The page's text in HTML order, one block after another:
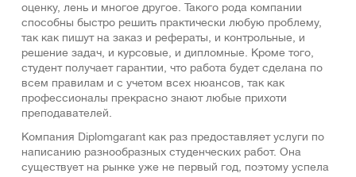
оценку, лень и многое другое. Такого рода компании
способны быстро решить практически любую проблему,
так как пишут на заказ и рефераты, и контрольные, и
решение задач, и курсовые, и дипломные. Кроме того,
студент получает гарантии, что работа будет сделана по
всем правилам и с учетом всех нюансов, так как
профессионалы прекрасно знают любые прихоти
преподавателей.
Компания Diplomgarant как раз предоставляет услуги по
написанию разнообразных студенческих работ. Она
существует на рынке уже не первый год, поэтому успела